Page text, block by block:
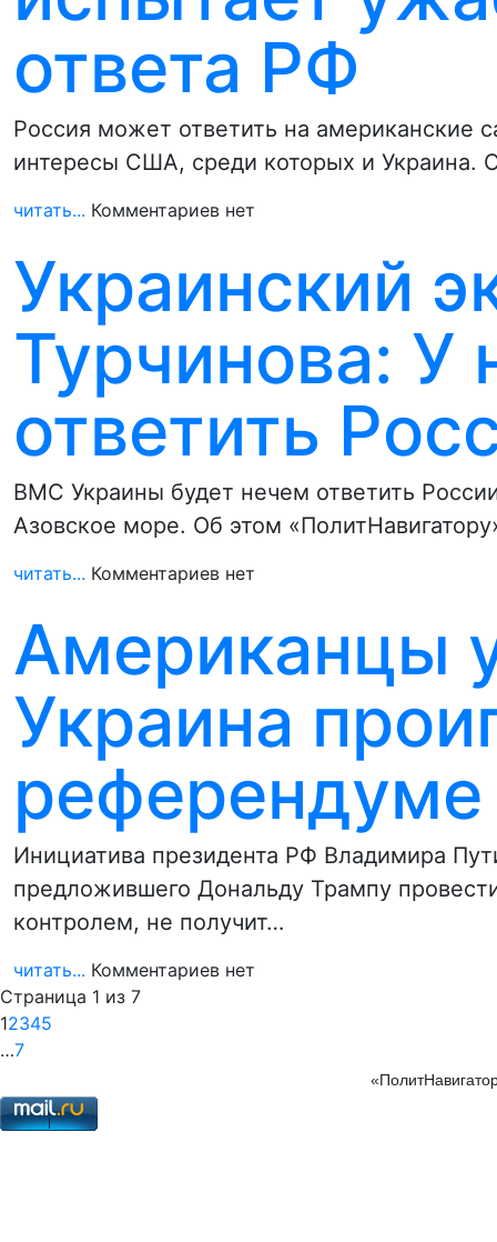
ответа РФ
Россия может ответить на американские
интересы США, среди которых и Украина.
читать... Комментариев нет
Украинский
Турчинова: У
ответить
ВМС Украины будет нечем ответить
Азовское море. Об этом
читать... Комментариев нет
Американцы
Украина
Инициатива президента РФ Владимира
предложившего Дональду Трампу
контролем, не получит…
читать... Комментариев нет
Страница 1 из 7
12345
…7